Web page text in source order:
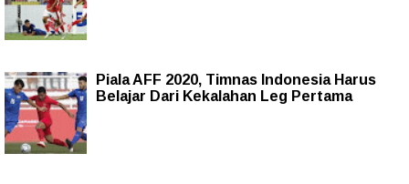
Piala AFF 2020, Timnas Indonesia Harus
Belajar Dari Kekalahan Leg Pertama